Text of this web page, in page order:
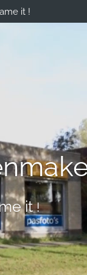
it !
it!